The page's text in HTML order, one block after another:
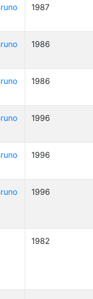
1987
1986
1986
1996
1996
1996
1982